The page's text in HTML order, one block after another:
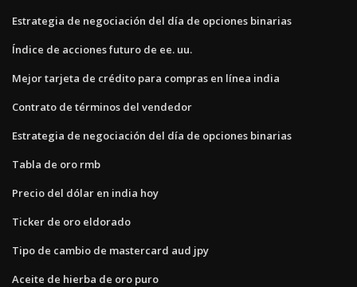
Estrategia de negociación del día de opciones binarias
Índice de acciones futuro de ee. uu.
Mejor tarjeta de crédito para compras en línea india
Contrato de términos del vendedor
Estrategia de negociación del día de opciones binarias
Tabla de oro rmb
Precio del dólar en india hoy
Ticker de oro eldorado
Tipo de cambio de mastercard aud jpy
Aceite de hierba de oro puro